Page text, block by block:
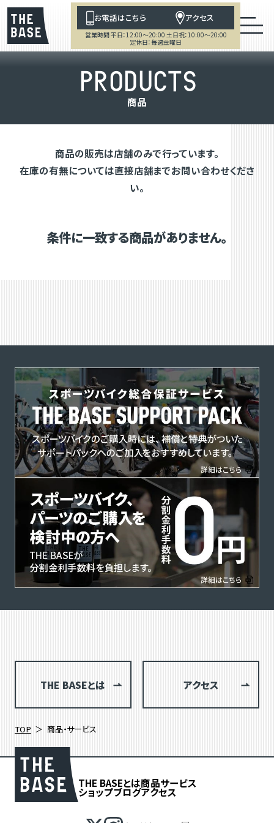
お電話はこちら アクセス
営業時間 平日：12:00～20:00 土日祝：10:00～20:00
定休日：毎週金曜日
PRODUCTS
商品
商品の販売は店舗のみで行っています。
在庫の有無については直接店舗までお問い合わせくださ
い。
条件に一致する商品がありません。
THE BASEとは アクセス
TOP 商品・サービス
THE BASEとは商品サービス
ショップブログアクセス